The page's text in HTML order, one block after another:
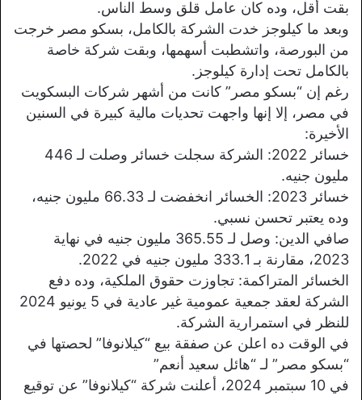
بقت أقل، وده كان عامل قلق وسط الناس.
وبعد ما كيلوجز خدت الشركة بالكامل، بسكو مصر خرجت
من البورصة، واتشطبت أسهمها، وبقت شركة خاصة
بالكامل تحت إدارة كيلوجز.
رغم إن “بسكو مصر” كانت من أشهر شركات البسكويت
في مصر، إلا إنها واجهت تحديات مالية كبيرة في السنين
الأخيرة:
خسائر 2022: الشركة سجلت خسائر وصلت لـ 446
مليون جنيه.
خسائر 2023: الخسائر انخفضت لـ 66.33 مليون جنيه،
وده يعتبر تحسن نسبي.
صافي الدين: وصل لـ 365.55 مليون جنيه في نهاية
2023، مقارنة بـ 333.1 مليون جنيه في 2022.
الخسائر المتراكمة: تجاوزت حقوق الملكية، وده دفع
الشركة لعقد جمعية عمومية غير عادية في 5 يونيو 2024
للنظر في استمرارية الشركة.
في الوقت ده اعلن عن صفقة بيع “كيلانوفا” لحصتها في
“بسكو مصر” لـ “هائل سعيد أنعم”
في 10 سبتمبر 2024، أعلنت شركة “كيلانوفا” عن توقيع